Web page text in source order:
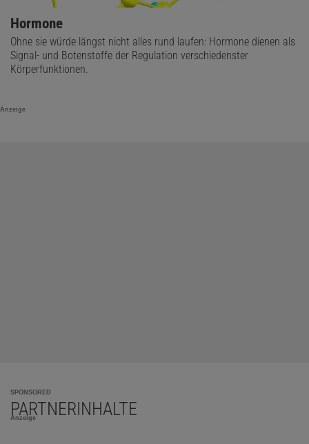
Hormone
Ohne sie würde längst nicht alles rund laufen: Hormone dienen als
Signal- und Botenstoffe der Regulation verschiedenster
Körperfunktionen.
Anzeige
SPONSORED
PARTNERINHALTE
Anzeige